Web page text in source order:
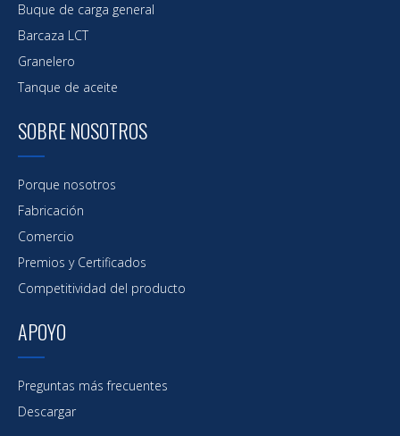
Buque de carga general
Barcaza LCT
Granelero
Tanque de aceite
SOBRE NOSOTROS
Porque nosotros
Fabricación
Comercio
Premios y Certificados
Competitividad del producto
APOYO
Preguntas más frecuentes
Descargar